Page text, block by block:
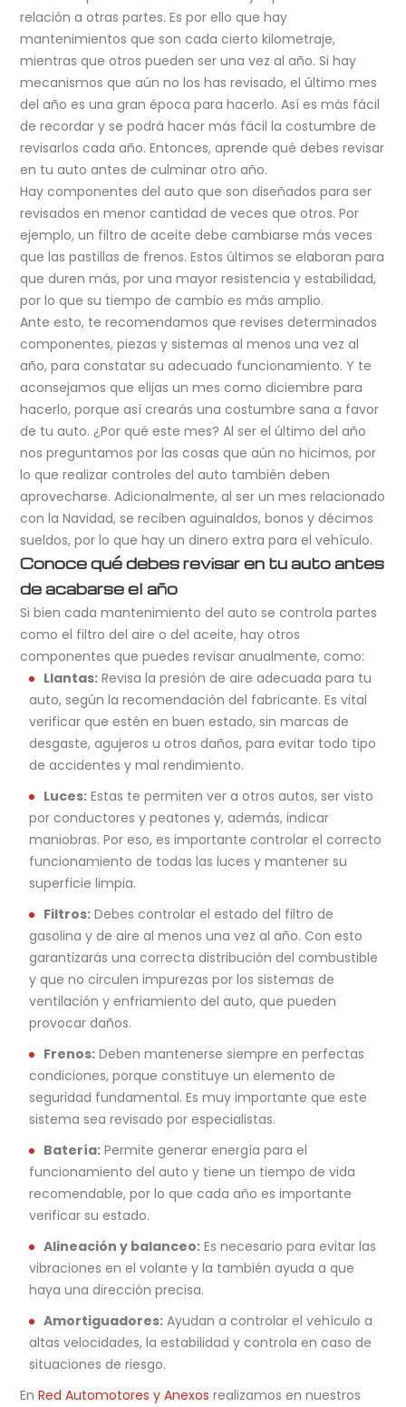
relación a otras partes. Es por ello que hay
mantenimientos que son cada cierto kilometraje,
mientras que otros pueden ser una vez al año. Si hay
mecanismos que aún no los has revisado, el último mes
del año es una gran época para hacerlo. Así es más fácil
de recordar y se podrá hacer más fácil la costumbre de
revisarlos cada año. Entonces, aprende qué debes revisar
en tu auto antes de culminar otro año.
Hay componentes del auto que son diseñados para ser
revisados en menor cantidad de veces que otros. Por
ejemplo, un filtro de aceite debe cambiarse más veces
que las pastillas de frenos. Estos últimos se elaboran para
que duren más, por una mayor resistencia y estabilidad,
por lo que su tiempo de cambio es más amplio.
Ante esto, te recomendamos que revises determinados
componentes, piezas y sistemas al menos una vez al
año, para constatar su adecuado funcionamiento. Y te
aconsejamos que elijas un mes como diciembre para
hacerlo, porque así crearás una costumbre sana a favor
de tu auto. ¿Por qué este mes? Al ser el último del año
nos preguntamos por las cosas que aún no hicimos, por
lo que realizar controles del auto también deben
aprovecharse. Adicionalmente, al ser un mes relacionado
con la Navidad, se reciben aguinaldos, bonos y décimos
sueldos, por lo que hay un dinero extra para el vehículo.
Conoce qué debes revisar en tu auto antes
de acabarse el año
Si bien cada mantenimiento del auto se controla partes
como el filtro del aire o del aceite, hay otros
componentes que puedes revisar anualmente, como:
Llantas: Revisa la presión de aire adecuada para tu
auto, según la recomendación del fabricante. Es vital
verificar que estén en buen estado, sin marcas de
desgaste, agujeros u otros daños, para evitar todo tipo
de accidentes y mal rendimiento.
Luces: Estas te permiten ver a otros autos, ser visto
por conductores y peatones y, además, indicar
maniobras. Por eso, es importante controlar el correcto
funcionamiento de todas las luces y mantener su
superficie limpia.
Filtros: Debes controlar el estado del filtro de
gasolina y de aire al menos una vez al año. Con esto
garantizarás una correcta distribución del combustible
y que no circulen impurezas por los sistemas de
ventilación y enfriamiento del auto, que pueden
provocar daños.
Frenos: Deben mantenerse siempre en perfectas
condiciones, porque constituye un elemento de
seguridad fundamental. Es muy importante que este
sistema sea revisado por especialistas.
Batería: Permite generar energía para el
funcionamiento del auto y tiene un tiempo de vida
recomendable, por lo que cada año es importante
verificar su estado.
Alineación y balanceo: Es necesario para evitar las
vibraciones en el volante y la también ayuda a que
haya una dirección precisa.
Amortiguadores: Ayudan a controlar el vehículo a
altas velocidades, la estabilidad y controla en caso de
situaciones de riesgo.
EnRed Automotores y Anexos realizamos en nuestros